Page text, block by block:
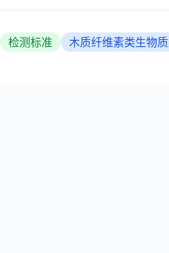
检测标准 木质纤维素类生物